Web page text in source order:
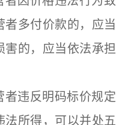
多付价款的，应当
害的，应当依法承担
违反明码标价规定
法所得，可以并处五